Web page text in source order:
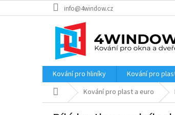
na
info@4window.cz
Kování pro hliníky Kování pro
Domů Kování pro plast a euro